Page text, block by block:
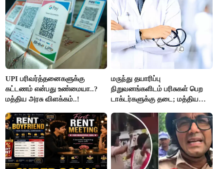
UPI பரிவர்த்தனைகளுக்கு
கட்டணம் என்பது உண்மையா..?
மத்திய அரசு விளக்கம்..!
மருந்து தயாரிப்பு
நிறுவனங்களிடம் பரிசுகள் பெற
டாக்டர்களுக்கு தடை; மத்திய